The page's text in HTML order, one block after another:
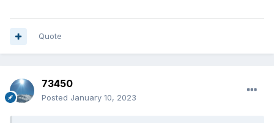
Quote
73450
Posted January 10, 2023